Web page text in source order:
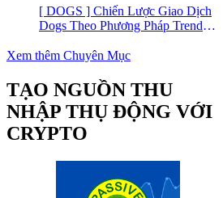
[ DOGS ] Chiến Lược Giao Dịch
Dogs Theo Phương Pháp Trend
Yết trên Binance
Xem thêm Chuyên Mục
TẠO NGUỒN THU
NHẬP THỤ ĐỘNG VỚI
CRYPTO